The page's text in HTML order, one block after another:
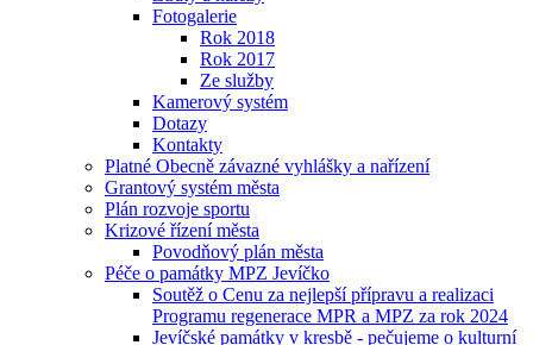
Fotogalerie
Rok 2018
Rok 2017
Ze služby
Kamerový systém
Dotazy
Kontakty
Platné Obecně závazné vyhlášky a nařízení
Grantový systém města
Plán rozvoje sportu
Krizové řízení města
Povodňový plán města
Péče o památky MPZ Jevíčko
Soutěž o Cenu za nejlepší přípravu a realizaci
Programu regenerace MPR a MPZ za rok 2024
Jevíčské památky v kresbě - pečujeme o kulturní